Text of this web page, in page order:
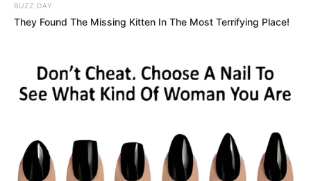
BUZZ DAY
They Found The Missing Kitten In The Most Terrifying Place!